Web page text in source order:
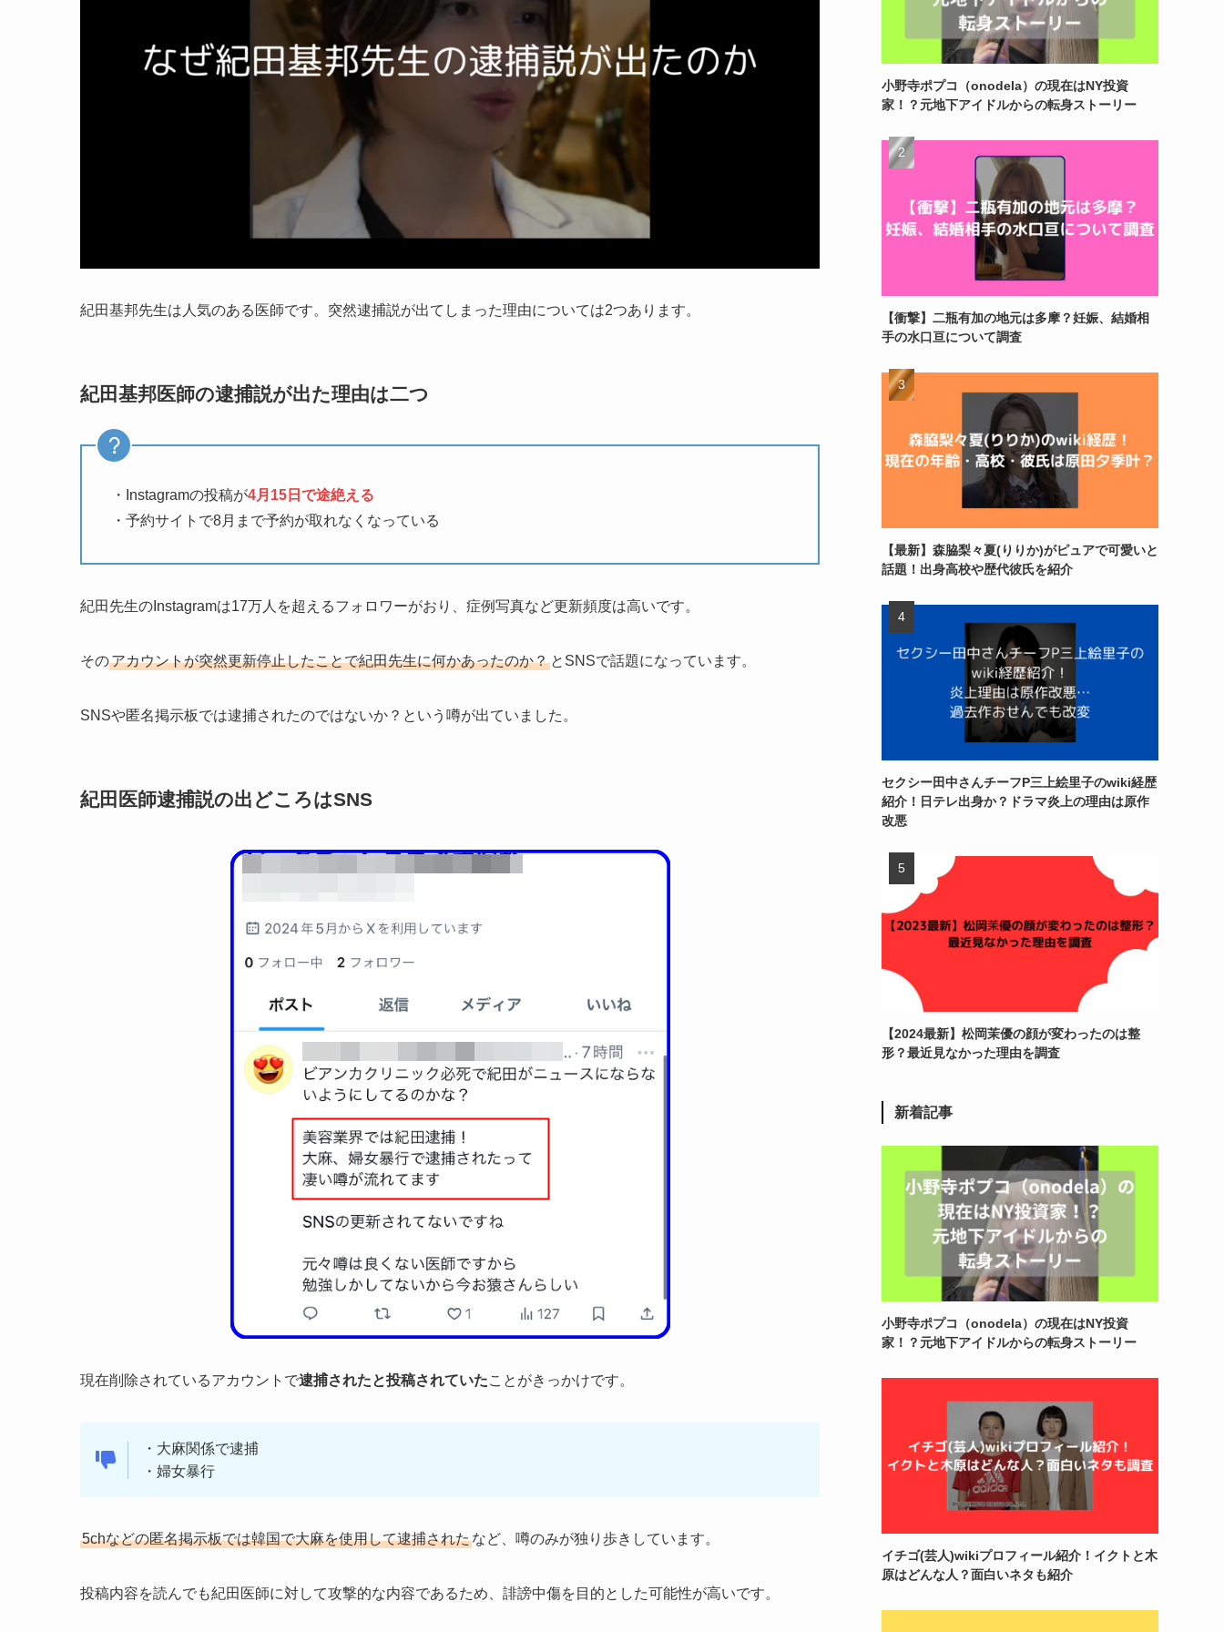
紀田基邦先生は人気のある医師です。突然逮捕説が出てしまった理由については2つあります。
紀田基邦医師の逮捕説が出た理由は二つ
・Instagramの投稿が4月15日で途絶える
・予約サイトで8月まで予約が取れなくなっている
紀田先生のInstagramは17万人を超えるフォロワーがおり、症例写真など更新頻度は高いです。
そのアカウントが突然更新停止したことで紀田先生に何かあったのか？ とSNSで話題になっています。
SNSや匿名掲示板では逮捕されたのではないか？という噂が出ていました。
紀田医師逮捕説の出どころはSNS
現在削除されているアカウントで逮捕されたと投稿されていたことがきっかけです。
・大麻関係で逮捕
・婦女暴行
5chなどの匿名掲示板では韓国で大麻を使用して逮捕されたなど、噂のみが独り歩きしています。
投稿内容を読んでも紀田医師に対して攻撃的な内容であるため、誹謗中傷を目的とした可能性が高いです。
小野寺ポプコ（onodela）の現在はNY投資
家！？元地下アイドルからの転身ストーリー
【衝撃】二瓶有加の地元は多摩？妊娠、結婚相
手の水口亘について調査
【最新】森脇梨々夏(りりか)がピュアで可愛いと
話題！出身高校や歴代彼氏を紹介
セクシー田中さんチーフP三上絵里子のwiki経歴
紹介！日テレ出身か？ドラマ炎上の理由は原作
改悪
【2024最新】松岡茉優の顔が変わったのは整
形？最近見なかった理由を調査
新着記事
小野寺ポプコ（onodela）の現在はNY投資
家！？元地下アイドルからの転身ストーリー
イチゴ(芸人)wikiプロフィール紹介！イクトと木
原はどんな人？面白いネタも紹介